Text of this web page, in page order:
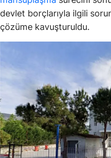
devlet borçlarıyla ilgili
çözüme kavuşturuldu.